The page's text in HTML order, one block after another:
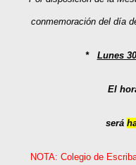
conmemoración del día
* Lunes
El
será
NOTA: Colegio de